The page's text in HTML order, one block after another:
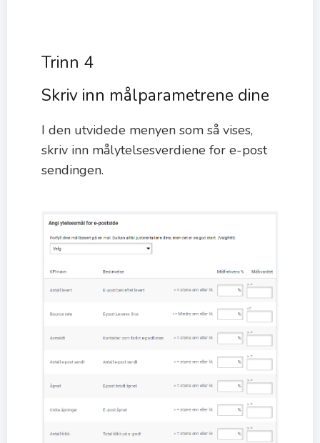
Trinn 4
Skriv inn målparametrene dine
I den utvidede menyen som så vises,
skriv inn målytelsesverdiene for e-post
sendingen.